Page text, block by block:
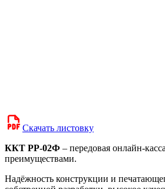
Скачать листовку
ККТ РР-02Ф – передовая онлайн-
преимуществами.
Надёжность конструкции и